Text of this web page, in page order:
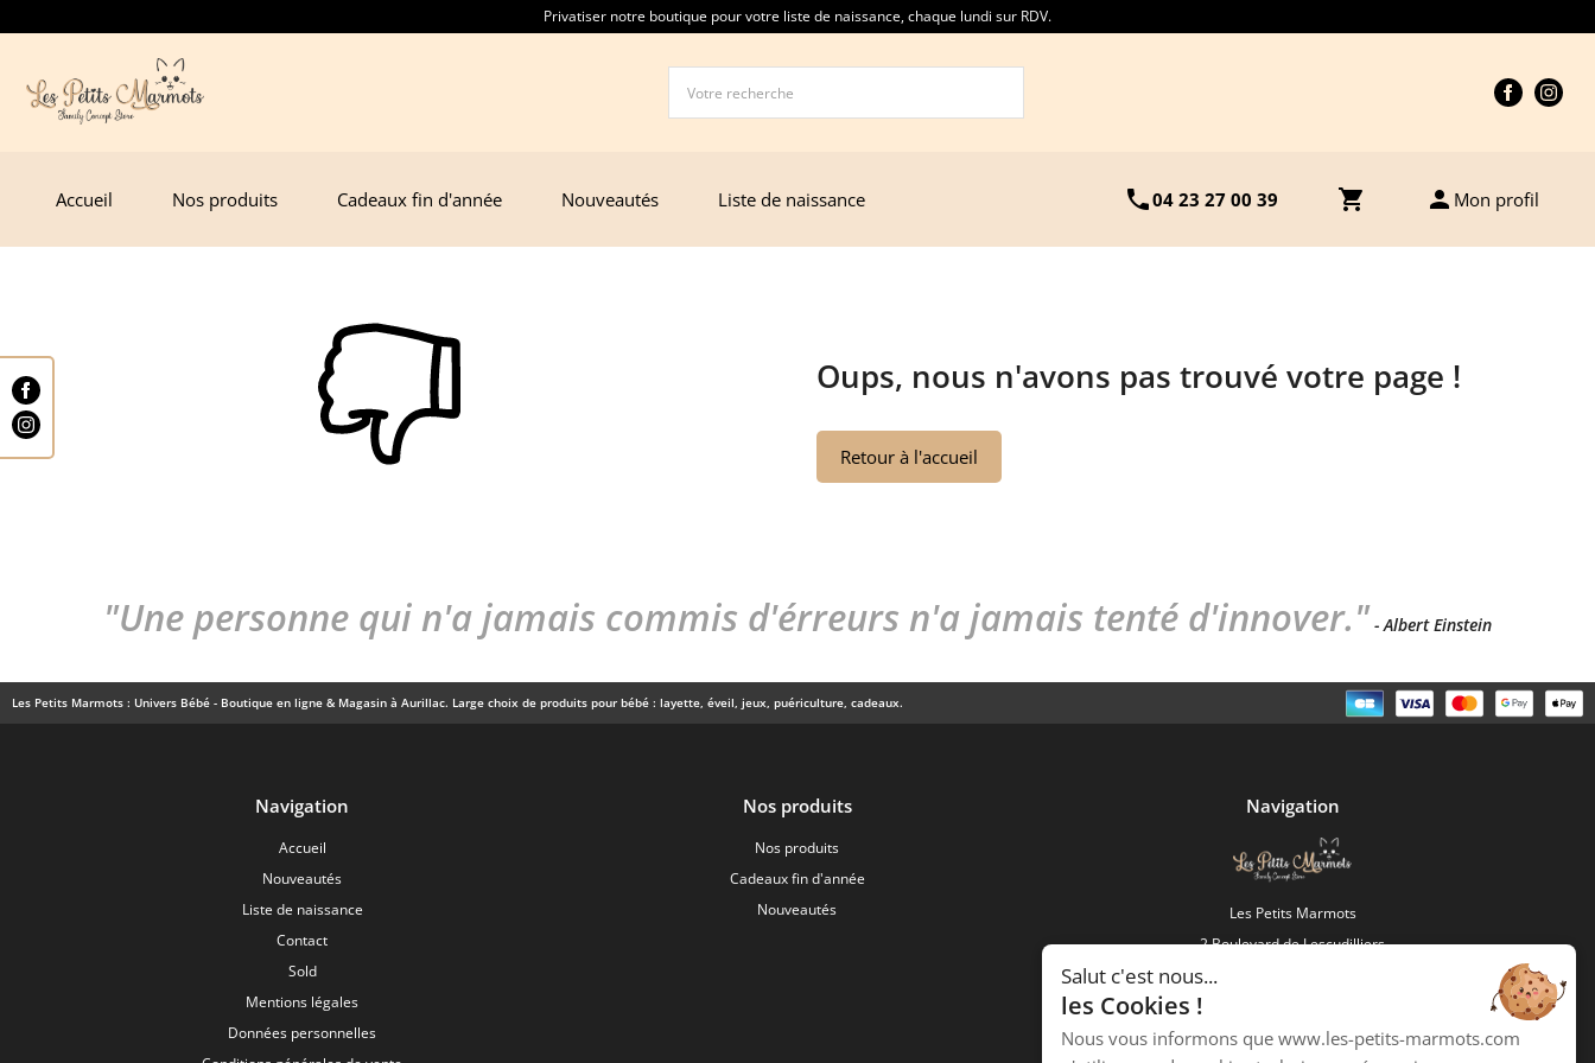
Privatiser notre boutique pour votre liste de naissance, chaque lundi sur RDV.
Accueil Nos produits Cadeaux fin d'année Nouveautés Liste de naissance phone04 23 27 00 39 shopping_cart person Mon profil
Oups, nous n'avons pas trouvé votre page !
Retour à l'accueil
"Une personne qui n'a jamais commis d'érreurs n'a jamais tenté d'innover." - Albert Einstein
Les Petits Marmots : Univers Bébé - Boutique en ligne & Magasin à Aurillac. Large choix de produits pour bébé : layette, éveil, jeux, puériculture, cadeaux.
Navigation
Accueil
Nouveautés
Liste de naissance
Contact
Sold
Mentions légales
Données personnelles
Nos produits
Nos produits
Cadeaux fin d'année
Nouveautés
Navigation
Les Petits Marmots
2 Boulevard de Lescudilliers
Salut c'est nous...
les Cookies !
Nous vous informons que www.les-petits-marmots.com